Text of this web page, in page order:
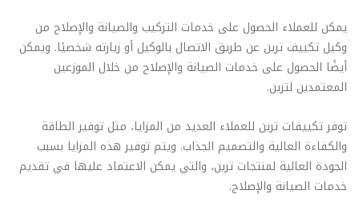
يمكن للعملاء الحصول على خدمات التركيب والصيانة والإصلاح من
وكيل تكييف ترين عن طريق الاتصال بالوكيل أو زيارته شخصيًا. ويمكن
أيضًا الحصول على خدمات الصيانة والإصلاح من خلال الموزعين
المعتمدين لترين.
توفر تكييفات ترين للعملاء العديد من المزايا، مثل توفير الطاقة
والكفاءة العالية والتصميم الجذاب. ويتم توفير هذه المزايا بسبب
الجودة العالية لمنتجات ترين، والتي يمكن الاعتماد عليها في تقديم
خدمات الصيانة والإصلاح.